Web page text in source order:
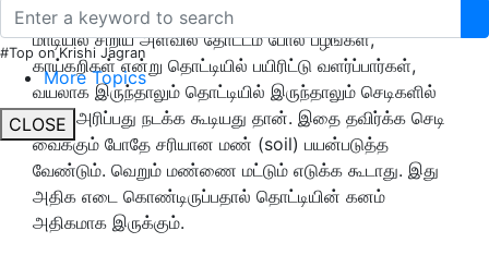
#Top on Krishi Jagran
More Topics
CLOSE
வைத்து பராமரிப்பார்கள (Maintanence) மற்றும் மொட்டை
மாடியில் சிறிய அளவில் தோட்டம் போல் பழங்கள்,
காய்கறிகள் என்று தொட்டியில் பயிரிட்டு வளர்ப்பார்கள்,
வயலாக இருந்தாலும் தொட்டியில் இருந்தாலும் செடிகளில்
பூச்சி அரிப்பது நடக்க கூடியது தான். இதை தவிர்க்க செடி
வைக்கும் போதே சரியான மண் (soil) பயன்படுத்த
வேண்டும். வெறும் மண்ணை மட்டும் எடுக்க கூடாது. இது
அதிக எடை கொண்டிருப்பதால் தொட்டியின் கனம்
அதிகமாக இருக்கும்.